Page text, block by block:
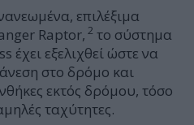
επιλέξιμα
Raptor, 2 το σύστημα
έχει εξελιχθεί ώστε να
στο δρόμο και
εκτός δρόμου, τόσο
ταχύτητες.